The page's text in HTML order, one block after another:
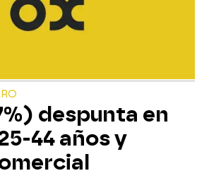
despunta en
44 años y